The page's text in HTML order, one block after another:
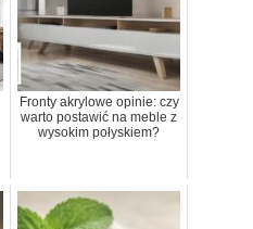
Fronty akrylowe opinie: czy
warto postawić na meble z
wysokim połyskiem?